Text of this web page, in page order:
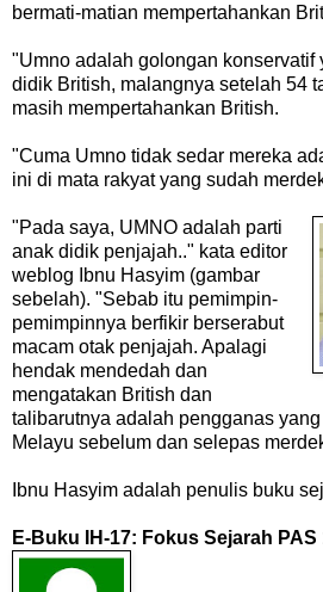
bermati-matian mempertahankan
"Umno adalah golongan konservatif
didik British, malangnya setelah 54
masih mempertahankan British.
"Cuma Umno tidak sedar mereka
ini di mata rakyat yang sudah
"Pada saya, UMNO adalah parti
anak didik penjajah.." kata editor
weblog Ibnu Hasyim (gambar
sebelah). "Sebab itu pemimpin-
pemimpinnya berfikir berserabut
macam otak penjajah. Apalagi
hendak mendedah dan
mengatakan British dan
talibarutnya adalah pengganas
Melayu sebelum dan selepas
Ibnu Hasyim adalah penulis buku
E-Buku IH-17: Fokus Sejarah